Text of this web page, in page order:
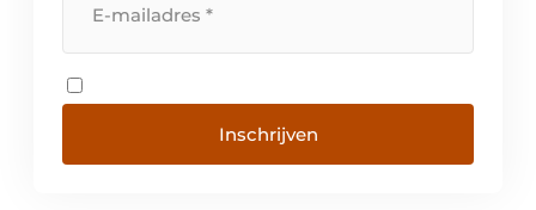
Inschrijven